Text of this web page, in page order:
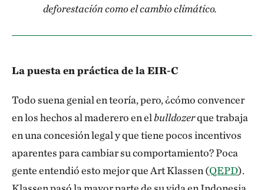
deforestación como el cambio climático.
La puesta en práctica de la EIR-C
Todo suena genial en teoría, pero, ¿cómo convencer
en los hechos al maderero en elbulldozerque trabaja
en una concesión legal y que tiene pocos incentivos
aparentes para cambiar su comportamiento? Poca
gente entendió esto mejor que Art Klassen (QEPD).